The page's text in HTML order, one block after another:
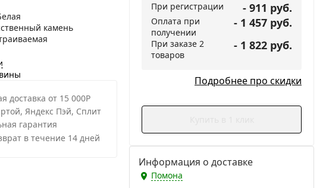
камень
доставка от 15 000Р
Яндекс Пэй, Сплит
гарантия
в течение 14 дней
При регистрации - 911 руб.
Оплата при
получении
- 1 457 руб.
При заказе 2
товаров
- 1 822 руб.
Подробнее про скидки
Информация о доставке
Помона